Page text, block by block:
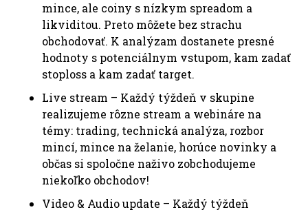
mince, ale coiny s nízkym spreadom a
likviditou. Preto môžete bez strachu
obchodovať. K analýzam dostanete presné
hodnoty s potenciálnym vstupom, kam zadať
stoploss a kam zadať target.
Live stream – Každý týždeň v skupine
realizujeme rôzne stream a webináre na
témy: trading, technická analýza, rozbor
mincí, mince na želanie, horúce novinky a
občas si spoločne naživo zobchodujeme
niekoľko obchodov!
Video & Audio update – Každý týždeň